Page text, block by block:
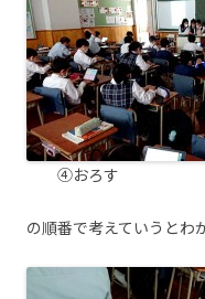
④おろす
の順番で考えていうとわ